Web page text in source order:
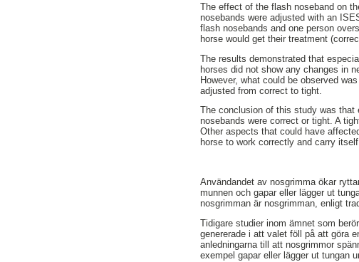
The effect of the flash noseband on
nosebands were adjusted with an
flash nosebands and one person
horse would get their treatment
The results demonstrated that
horses did not show any changes in
However, what could be observed
adjusted from correct to tight.
The conclusion of this study was that
nosebands were correct or tight. A
Other aspects that could have
horse to work correctly and carry
Användandet av nosgrimma ökar
munnen och gapar eller lägger ut
nosgrimman är nosgrimman, enligt
Tidigare studier inom ämnet som
genererade i att valet föll på att göra
anledningarna till att nosgrimmor
exempel gapar eller lägger ut tungan